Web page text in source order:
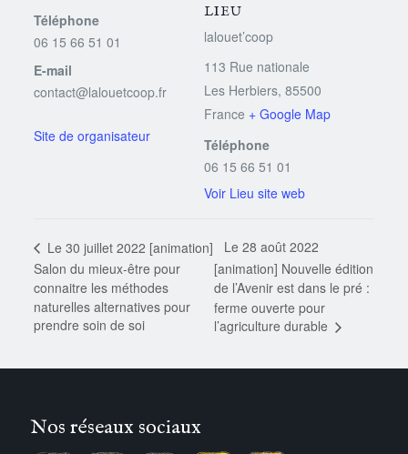
Téléphone
06 15 66 51 01
E-mail
contact@lalouetcoop.fr
LIEU
lalouet’coop
113 Rue nationale
Les Herbiers, 85500
France + Google Map
Téléphone
06 15 66 51 01
Voir Lieu site web
Le 30 juillet 2022 [animation]
Salon du mieux-être pour
connaitre les méthodes
naturelles alternatives pour
prendre soin de soi
Le 28 août 2022
[animation] Nouvelle édition
de l’Avenir est dans le pré :
ferme ouverte pour
l’agriculture durable
Nos réseaux sociaux